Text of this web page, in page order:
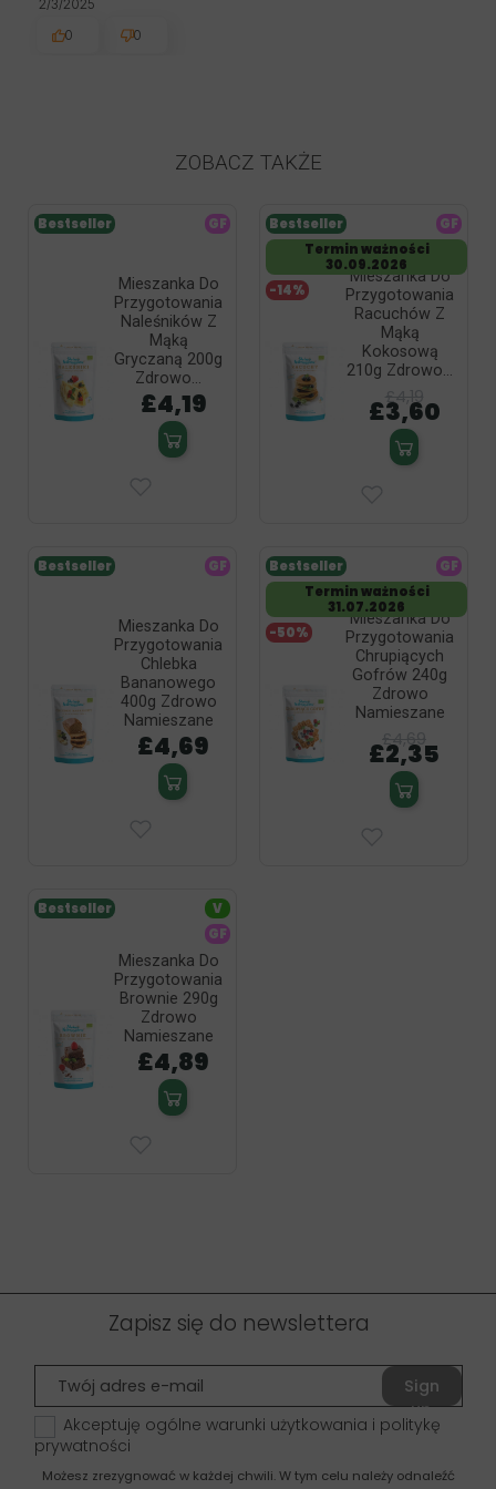
2/3/2025
0
0
ZOBACZ TAKŻE
Mieszanka Do
Przygotowania
Naleśników Z
Mąką
Gryczaną 200g
Zdrowo...
£4,19
Bestseller GF
Mieszanka Do
Przygotowania
Racuchów Z
Mąką
Kokosową
210g Zdrowo...
£4,19
£3,60
-14%
Bestseller
Termin ważności
30.09.2026
GF
Mieszanka Do
Przygotowania
Chlebka
Bananowego
400g Zdrowo
Namieszane
£4,69
Bestseller GF
Mieszanka Do
Przygotowania
Chrupiących
Gofrów 240g
Zdrowo
Namieszane
£4,69
£2,35
-50%
Bestseller
Termin ważności
31.07.2026
GF
Mieszanka Do
Przygotowania
Brownie 290g
Zdrowo
Namieszane
£4,89
Bestseller
V
GF
Zapisz się do newslettera
Sign
up
Akceptuję ogólne warunki użytkowania i politykę
prywatności
Możesz zrezygnować w każdej chwili. W tym celu należy odnaleźć